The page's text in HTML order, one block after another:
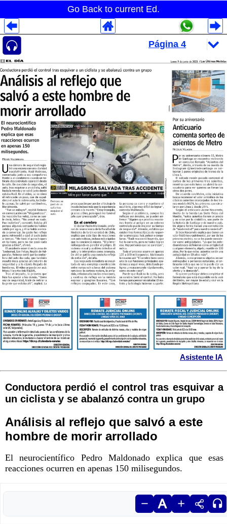
Go Back to current Ed.
Asistente IA
Conductora perdió el control tras esquivar a
un ciclista y se abalanzó contra un grupo
Análisis al reflejo que salvó a este
hombre de morir arrollado
El neurocientífico Pedro Maldonado explica que esas
reacciones ocurren en apenas 150 milisegundos.
Despliegues Analytics
Despliegues Totales
Despliegues por Rubros